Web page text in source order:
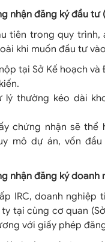
nhận đăng ký đầu tư
tiên trong quy trình,
khi muốn đầu tư
tại Sở Kế hoạch
lý thường kéo dài
chứng nhận sẽ thể
mô dự án, vốn
nhận đăng ký doanh
IRC, doanh nghiệp
tại cùng cơ quan
với giấy phép